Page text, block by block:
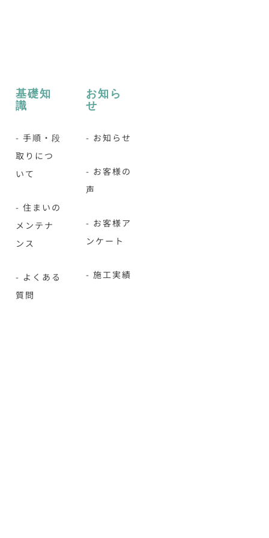
基礎知
識
- 手順・段
取りにつ
いて
- 住まいの
メンテナ
ンス
- よくある
質問
お知ら
せ
- お知らせ
- お客様の
声
- お客様ア
ンケート
- 施工実績